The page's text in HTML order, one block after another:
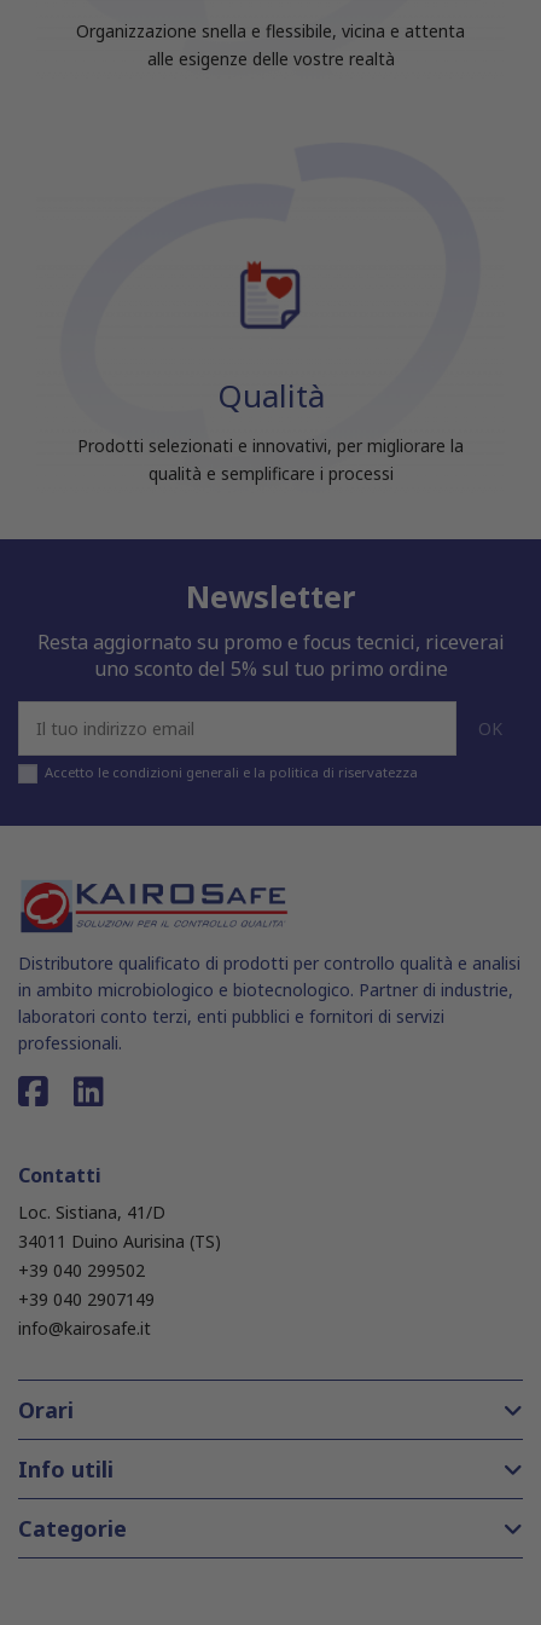
Organizzazione snella e flessibile, vicina e attenta
alle esigenze delle vostre realtà
Qualità
Prodotti selezionati e innovativi, per migliorare la
qualità e semplificare i processi
Newsletter
Resta aggiornato su promo e focus tecnici, riceverai
uno sconto del 5% sul tuo primo ordine
Accetto le condizioni generali e la politica di riservatezza
Distributore qualificato di prodotti per controllo qualità e analisi
in ambito microbiologico e biotecnologico. Partner di industrie,
laboratori conto terzi, enti pubblici e fornitori di servizi
professionali.
Contatti
Loc. Sistiana, 41/D
34011 Duino Aurisina (TS)
+39 040 299502
+39 040 2907149
info@kairosafe.it
Orari
Info utili
Categorie